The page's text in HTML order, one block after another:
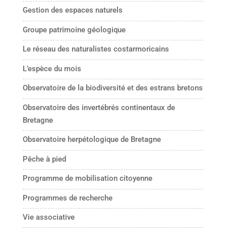
Gestion des espaces naturels
Groupe patrimoine géologique
Le réseau des naturalistes costarmoricains
L’espèce du mois
Observatoire de la biodiversité et des estrans bretons
Observatoire des invertébrés continentaux de
Bretagne
Observatoire herpétologique de Bretagne
Pêche à pied
Programme de mobilisation citoyenne
Programmes de recherche
Vie associative